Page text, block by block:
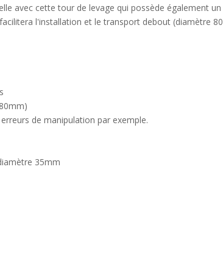
avec cette tour de levage qui possède également
l'installation et le transport debout (diamètre
de manipulation par exemple.
35mm